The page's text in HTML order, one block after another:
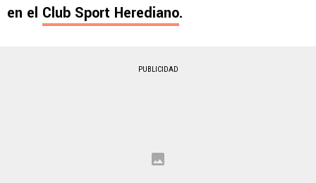
en el Club Sport Herediano.
PUBLICIDAD